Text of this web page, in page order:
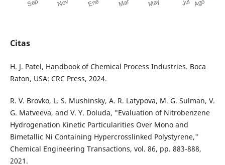
Citas
H. J. Patel, Handbook of Chemical Process Industries. Boca
Raton, USA: CRC Press, 2024.
R. V. Brovko, L. S. Mushinsky, A. R. Latypova, M. G. Sulman, V.
G. Matveeva, and V. Y. Doluda, "Evaluation of Nitrobenzene
Hydrogenation Kinetic Particularities Over Mono and
Bimetallic Ni Containing Hypercrosslinked Polystyrene,"
Chemical Engineering Transactions, vol. 86, pp. 883-888,
2021.